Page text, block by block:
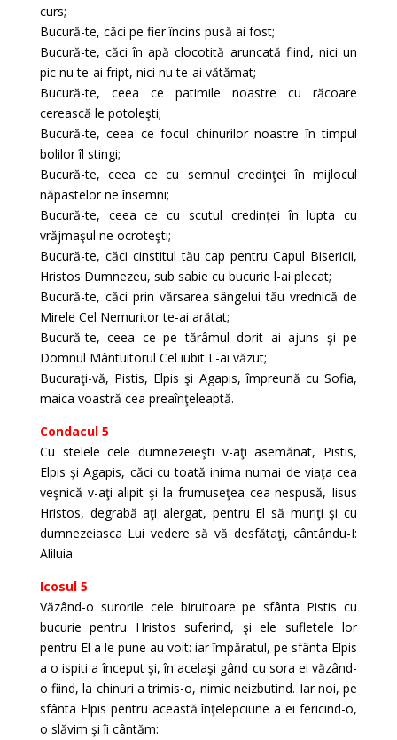
curs;
Bucură-te, căci pe fier încins pusă ai fost;
Bucură-te, căci în apă clocotită aruncată fiind, nici un
pic nu te-ai fript, nici nu te-ai vătămat;
Bucură-te, ceea ce patimile noastre cu răcoare
cerească le potoleşti;
Bucură-te, ceea ce focul chinurilor noastre în timpul
bolilor îl stingi;
Bucură-te, ceea ce cu semnul credinţei în mijlocul
năpastelor ne însemni;
Bucură-te, ceea ce cu scutul credinţei în lupta cu
vrăjmaşul ne ocroteşti;
Bucură-te, căci cinstitul tău cap pentru Capul Bisericii,
Hristos Dumnezeu, sub sabie cu bucurie l-ai plecat;
Bucură-te, căci prin vărsarea sângelui tău vrednică de
Mirele Cel Nemuritor te-ai arătat;
Bucură-te, ceea ce pe tărâmul dorit ai ajuns şi pe
Domnul Mântuitorul Cel iubit L-ai văzut;
Bucuraţi-vă, Pistis, Elpis şi Agapis, împreună cu Sofia,
maica voastră cea preaînţeleaptă.
Condacul 5
Cu stelele cele dumnezeieşti v-aţi asemănat, Pistis,
Elpis şi Agapis, căci cu toată inima numai de viaţa cea
veşnică v-aţi alipit şi la frumuseţea cea nespusă, Iisus
Hristos, degrabă aţi alergat, pentru El să muriţi şi cu
dumnezeiasca Lui vedere să vă desfătaţi, cântându-I:
Aliluia.
Icosul 5
Văzând-o surorile cele biruitoare pe sfânta Pistis cu
bucurie pentru Hristos suferind, şi ele sufletele lor
pentru El a le pune au voit: iar împăratul, pe sfânta Elpis
a o ispiti a început şi, în acelaşi gând cu sora ei văzând-
o fiind, la chinuri a trimis-o, nimic neizbutind. Iar noi, pe
sfânta Elpis pentru această înţelepciune a ei fericind-o,
o slăvim şi îi cântăm: